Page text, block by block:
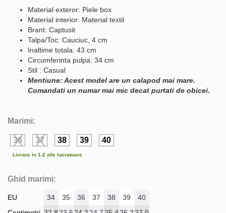
Material exteror: Piele box
Material interior: Material textil
Brant: Captusit
Talpa/Toc: Cauciuc, 4 cm
Inaltime totala: 43 cm
Circumferinta pulpa: 34 cm
Stil : Casual
Mentiune: Acest model are un calapod mai mare.
Comandati un numar mai mic decat purtati de obicei.
Marimi:
36 37 38 39 40
Livrare in 1-2 zile lucratoare
Ghid marimi:
EU
34 35 36 37 38 39
40